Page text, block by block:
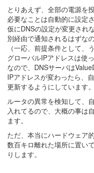
とりあえず、全部の電源を
必要なことは自動的に設定
仮にDNSの設定が変更され
別経由で通知されるはずな
（一応、前提条件として、
グローバルIPアドレスは使
なので、DNSサーバは
IPアドレスが変わったら、
更新するようにしています。
ルータの異常を検知して、
入れてるので、大概の事は
ます。
ただ、本当にハードウェア
数百キロ離れた場所に置い
りします。